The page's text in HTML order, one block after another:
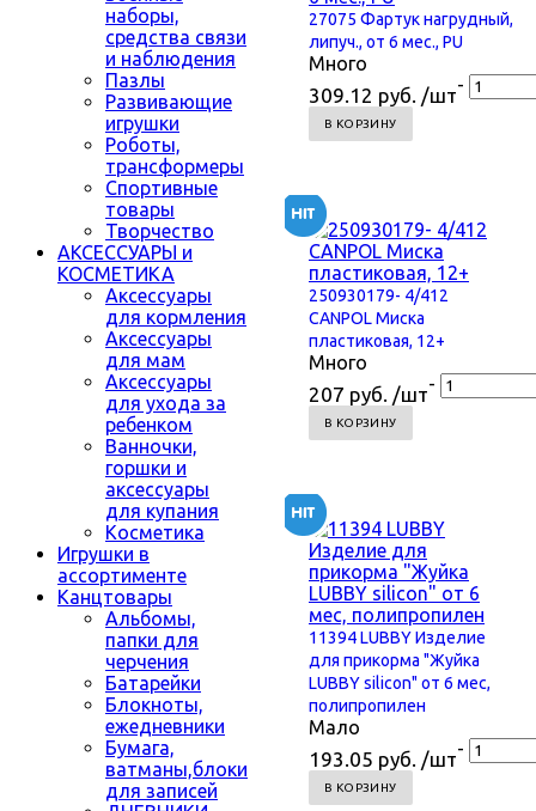
наборы,
средства связи
и наблюдения
Пазлы
Развивающие
игрушки
Роботы,
трансформеры
Спортивные
товары
Творчество
АКСЕССУАРЫ и
КОСМЕТИКА
Аксессуары
для кормления
Аксессуары
для мам
Аксессуары
для ухода за
ребенком
Ванночки,
горшки и
аксессуары
для купания
Косметика
Игрушки в
ассортименте
Канцтовары
Альбомы,
папки для
черчения
Батарейки
Блокноты,
ежедневники
Бумага,
ватманы,блоки
для записей
27075 Фартук нагрудный,
липуч., от 6 мес., PU
Много
309.12 руб. /шт-
В КОРЗИНУ
250930179- 4/412
CANPOL Миска
пластиковая, 12+
Много
207 руб. /шт-
В КОРЗИНУ
11394 LUBBY Изделие
для прикорма "Жуйка
LUBBY silicon" от 6 мес,
полипропилен
Мало
193.05 руб. /шт-
В КОРЗИНУ